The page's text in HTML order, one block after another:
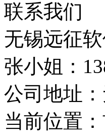
联系我们
无锡远征
张小姐：
公司地址
当前位置